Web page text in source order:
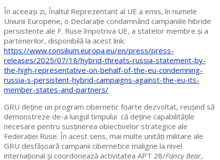
În aceeași zi, Înaltul Reprezentant al UE a emis, în numele
Uniunii Europene, o Declarație condamnând campaniile hibride
persistente ale F. Ruse împotriva UE, a statelor membre și a
partenerilor, disponibilă la acest link:
https://www.consilium.europa.eu/en/press/press-
releases/2025/07/18/hybrid-threats-russia-statement-by-
the-high-representative-on-behalf-of-the-eu-condemning-
russia-s-persistent-hybrid-campaigns-against-the-eu-its-
member-states-and-partners/
GRU deține un program cibernetic foarte dezvoltat, reușind să
demonstreze de-a lungul timpului că deține capabilitățile
necesare pentru susținerea obiectivelor strategice ale
Federației Ruse. În acest sens, mai multe unități militare ale
GRU desfășoară campanii cibernetice maligne la nivel
internațional și coordonează activitatea APT 28/Fancy Bear,